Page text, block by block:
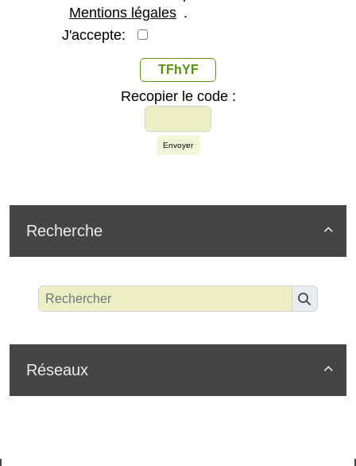
Mentions légales .
J'accepte:
TFhYF
Recopier le code :
Envoyer

Recherche

Réseaux